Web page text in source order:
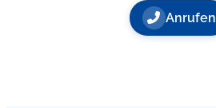
Anrufen